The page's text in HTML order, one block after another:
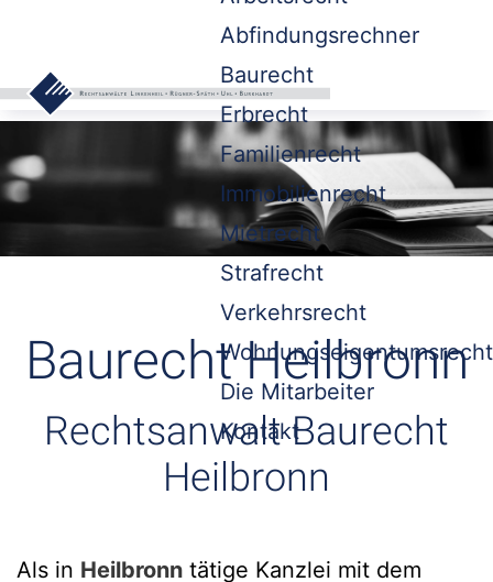
Abfindungsrechner
Baurecht
Erbrecht
Familienrecht
Immobilienrecht
Mietrecht
Strafrecht
Verkehrsrecht
Wohnungseigentumsrecht
Die Mitarbeiter
Kontakt
Baurecht Heilbronn
Rechtsanwalt Baurecht
Heilbronn
Als in Heilbronn tätige Kanzlei mit dem